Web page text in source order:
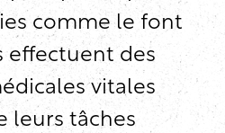
comme le font
effectuent des
vitales
leurs tâches